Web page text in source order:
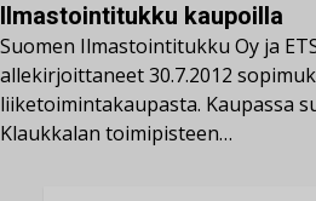
Ilmastointitukku kaupoilla
Suomen Ilmastointitukku Oy ja
allekirjoittaneet 30.7.2012
liiketoimintakaupasta. Kaupassa
Klaukkalan toimipisteen…